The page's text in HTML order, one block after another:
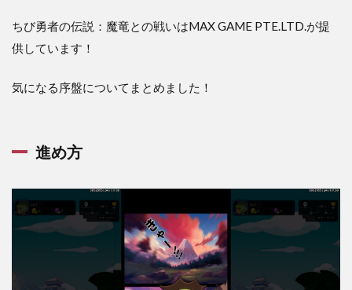
戦い
の面
白い
スト
ーリ
展開
して
いく
2.2
スト
ちび勇者の伝説：魔竜との戦いはMAX GAME PTE.LTD.が提
供しています！
気になる序盤についてまとめました！
進め方